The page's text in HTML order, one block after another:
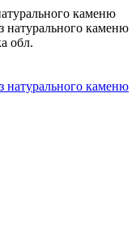
каменю
обл.